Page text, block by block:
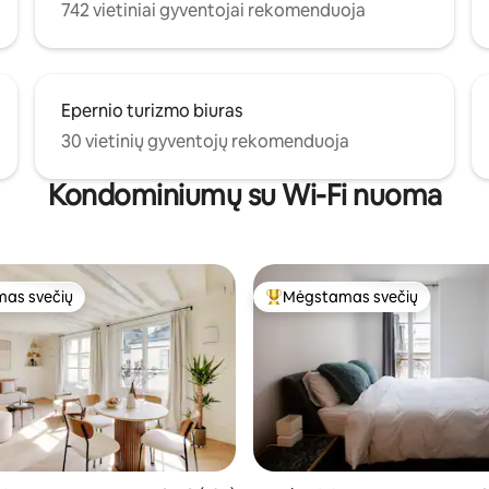
742 vietiniai gyventojai rekomenduoja
Epernio turizmo biuras
30 vietinių gyventojų rekomenduoja
Kondominiumų su Wi-Fi nuoma
svečių
svečių Svečių mėgstamiausias
Mėgstamas svečių